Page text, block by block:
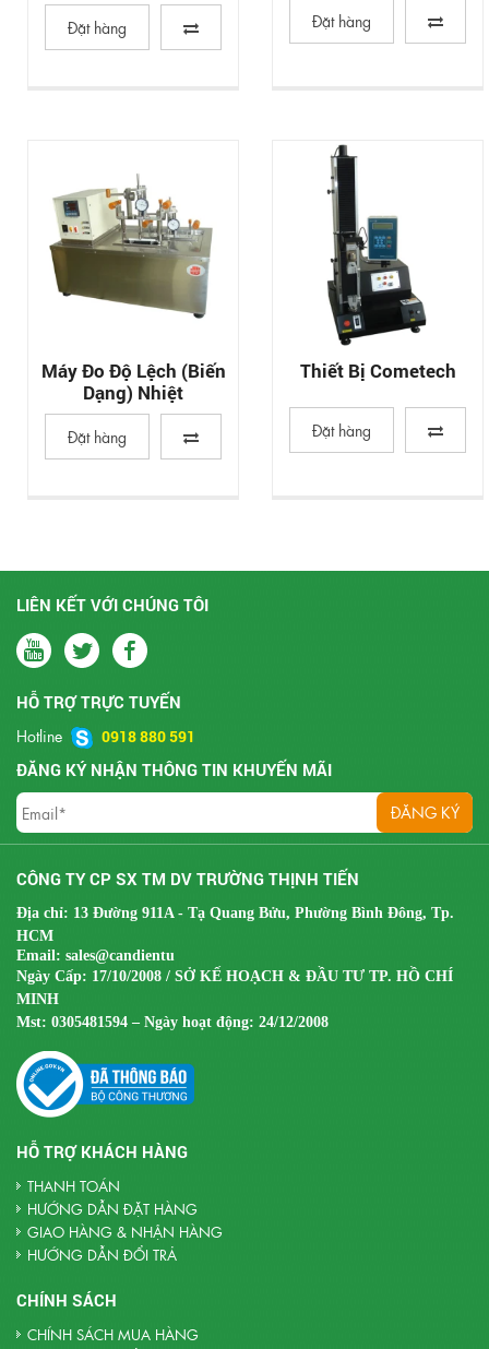
Đặt hàng Đặt hàng
Máy Đo Độ Lệch (Biến
Dạng) Nhiệt
Đặt hàng
Thiết Bị Cometech
Đặt hàng
LIÊN KẾT VỚI CHÚNG TÔI
HỖ TRỢ TRỰC TUYẾN
Hotline
0918 880 591
ĐĂNG KÝ NHẬN THÔNG TIN KHUYẾN MÃI
CÔNG TY CP SX TM DV TRƯỜNG THỊNH TIẾN
Địa chỉ: 13 Đường 911A - Tạ Quang Bửu, Phường Bình Đông, Tp.
HCM
Email: sales@candientu
Ngày Cấp: 17/10/2008 / SỞ KẾ HOẠCH & ĐẦU TƯ TP. HỒ CHÍ
MINH
Mst: 0305481594 – Ngày hoạt động: 24/12/2008
HỖ TRỢ KHÁCH HÀNG
THANH TOÁN
HƯỚNG DẪN ĐẶT HÀNG
GIAO HÀNG & NHẬN HÀNG
HƯỚNG DẪN ĐỔI TRẢ
CHÍNH SÁCH
CHÍNH SÁCH MUA HÀNG